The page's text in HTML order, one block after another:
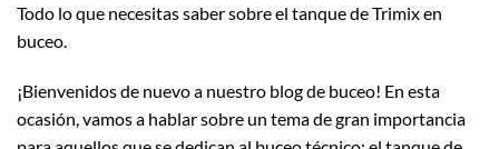
Todo lo que necesitas saber sobre el tanque de Trimix en
buceo.
¡Bienvenidos de nuevo a nuestro blog de buceo! En esta
ocasión, vamos a hablar sobre un tema de gran importancia